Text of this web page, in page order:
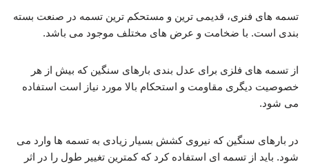
تسمه های فنری، قدیمی ترین و مستحکم ترین تسمه در صنعت بسته
بندی است. با ضخامت و عرض های مختلف موجود می باشد.
از تسمه های فلزی برای عدل بندی بارهای سنگین که بیش از هر
خصوصیت دیگری مقاومت و استحکام بالا مورد نیاز است استفاده
می شود.
در بارهای سنگین که نیروی کشش بسیار زیادی به تسمه ها وارد می
شود. باید از تسمه ای استفاده کرد که کمترین تغییر طول را در اثر